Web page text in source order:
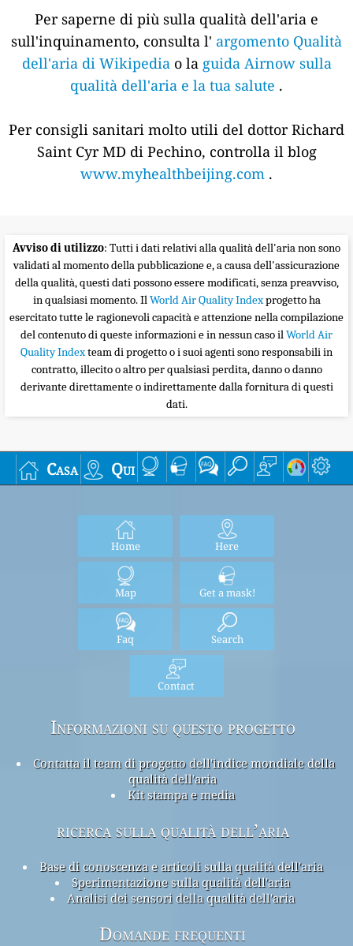
Per saperne di più sulla qualità dell'aria e
sull'inquinamento, consulta l' argomento Qualità
dell'aria di Wikipedia o la guida Airnow sulla
qualità dell'aria e la tua salute .
Per consigli sanitari molto utili del dottor Richard
Saint Cyr MD di Pechino, controlla il blog
www.myhealthbeijing.com .
Avviso di utilizzo: Tutti i dati relativi alla qualità dell'aria non sono
validati al momento della pubblicazione e, a causa dell'assicurazione
della qualità, questi dati possono essere modificati, senza preavviso,
in qualsiasi momento. IlWorld Air Quality Indexprogetto ha
esercitato tutte le ragionevoli capacità e attenzione nella compilazione
del contenuto di queste informazioni e in nessun caso ilWorld Air
Quality Indexteam di progetto o i suoi agenti sono responsabili in
contratto, illecito o altro per qualsiasi perdita, danno o danno
derivante direttamente o indirettamente dalla fornitura di questi
dati.
Casa Qui
Home Here
Map Get a mask!
Faq Search
Contact
Informazioni su questo progetto
Contatta il team di progetto dell'indice mondiale della
qualità dell'aria
Kit stampa e media
ricerca sulla qualità dell’aria
Base di conoscenza e articoli sulla qualità dell'aria
Sperimentazione sulla qualità dell'aria
Analisi dei sensori della qualità dell'aria
Domande frequenti